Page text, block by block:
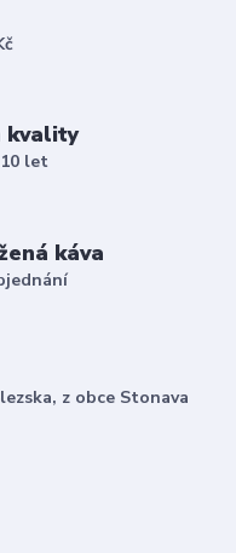
kvality
let
káva
z obce Stonava